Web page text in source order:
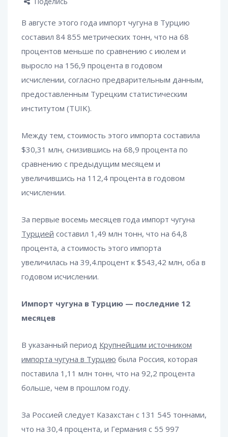
В августе этого года импорт чугуна в Турцию
составил 84 855 метрических тонн, что на 68
процентов меньше по сравнению с июлем и
выросло на 156,9 процента в годовом
исчислении, согласно предварительным данным,
предоставленным Турецким статистическим
институтом (TUIK).
Между тем, стоимость этого импорта составила
$30,31 млн, снизившись на 68,9 процента по
сравнению с предыдущим месяцем и
увеличившись на 112,4 процента в годовом
исчислении.
За первые восемь месяцев года импорт чугуна
Турцией составил 1,49 млн тонн, что на 64,8
процента, а стоимость этого импорта
увеличилась на 39,4.процент к $543,42 млн, оба в
годовом исчислении.
Импорт чугуна в Турцию — последние 12
месяцев
В указанный период Крупнейшим источником
импорта чугуна в Турцию была Россия, которая
поставила 1,11 млн тонн, что на 92,2 процента
больше, чем в прошлом году.
За Россией следует Казахстан с 131 545 тоннами,
что на 30,4 процента, и Германия с 55 997